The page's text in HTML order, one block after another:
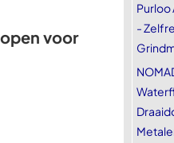
voor
Purloo
-